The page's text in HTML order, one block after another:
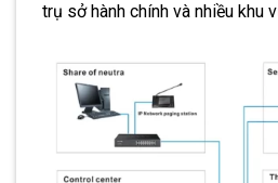
trụ sở hành chính và nhiều khu